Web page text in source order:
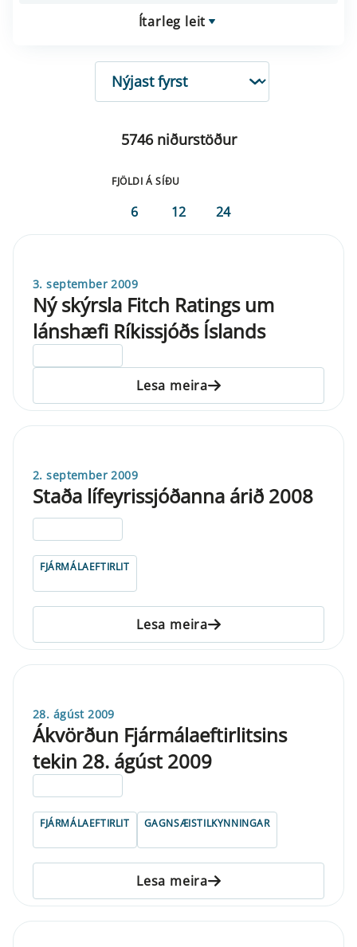
Ítarleg leit
RÖÐUN
5746 niðurstöður
FJÖLDI Á SÍÐU
6 12 24
3. september 2009
Ný skýrsla Fitch Ratings um
lánshæfi Ríkissjóðs Íslands
Lesa meira
2. september 2009
Staða lífeyrissjóðanna árið 2008
FJÁRMÁLAEFTIRLIT
Lesa meira
28. ágúst 2009
Ákvörðun Fjármálaeftirlitsins
tekin 28. ágúst 2009
FJÁRMÁLAEFTIRLIT GAGNSÆISTILKYNNINGAR
Lesa meira